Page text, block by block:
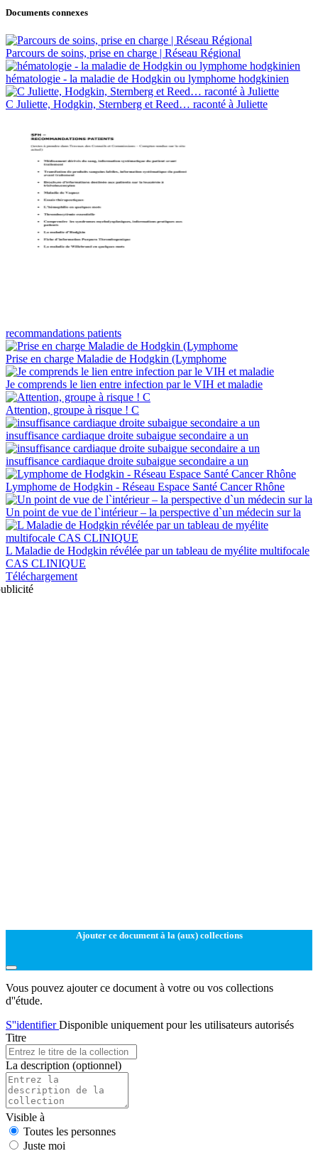
Documents connexes
Parcours de soins, prise en charge | Réseau Régional
hématologie - la maladie de Hodgkin ou lymphome hodgkinien
C Juliette, Hodgkin, Sternberg et Reed… raconté à Juliette
recommandations patients
Prise en charge Maladie de Hodgkin (Lymphome
Je comprends le lien entre infection par le VIH et maladie
Attention, groupe à risque ! C
insuffisance cardiaque droite subaigue secondaire a un
insuffisance cardiaque droite subaigue secondaire a un
Lymphome de Hodgkin - Réseau Espace Santé Cancer Rhône
Un point de vue de l`intérieur – la perspective d`un médecin sur la
L Maladie de Hodgkin révélée par un tableau de myélite multifocale
CAS CLINIQUE
Téléchargement
Ajouter ce document à la (aux) collections
Vous pouvez ajouter ce document à votre ou vos collections
d''étude.
S''identifierDisponible uniquement pour les utilisateurs autorisés
Titre
La description (optionnel)
Visible à
Toutes les personnes
Juste moi